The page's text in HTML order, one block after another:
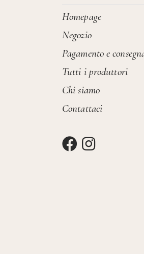
Homepage
Negozio
Pagamento e
Tutti i produttori
Chi siamo
Contattaci